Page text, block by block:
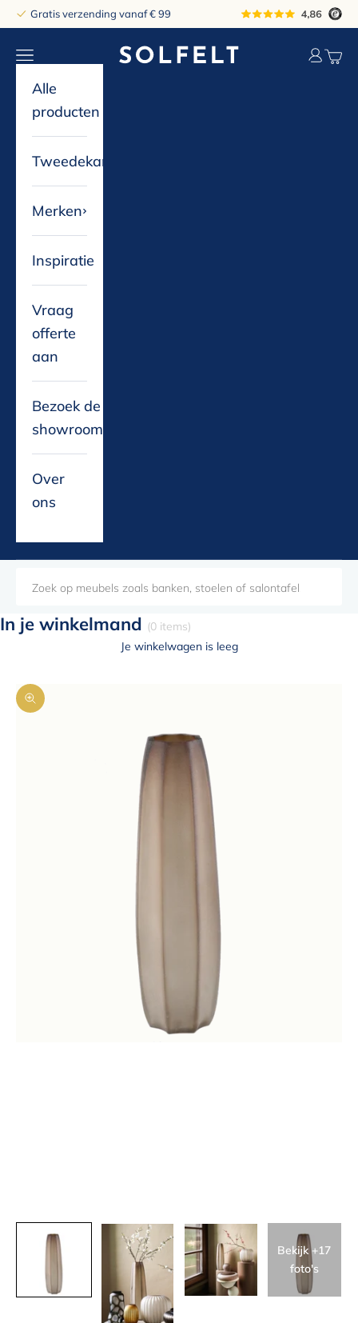
Naar inhoudGratis verzending vanaf € 99
solfelt
Navigatiemenu openen
Alle
producten
Tweedekans
Merken
Inspiratie
Vraag
offerte
aan
Bezoek de
showroom
Over
ons
In je winkelmand (0 items)
Je winkelwagen is leeg
In-/uitzoomen
Bekijk +17
foto's